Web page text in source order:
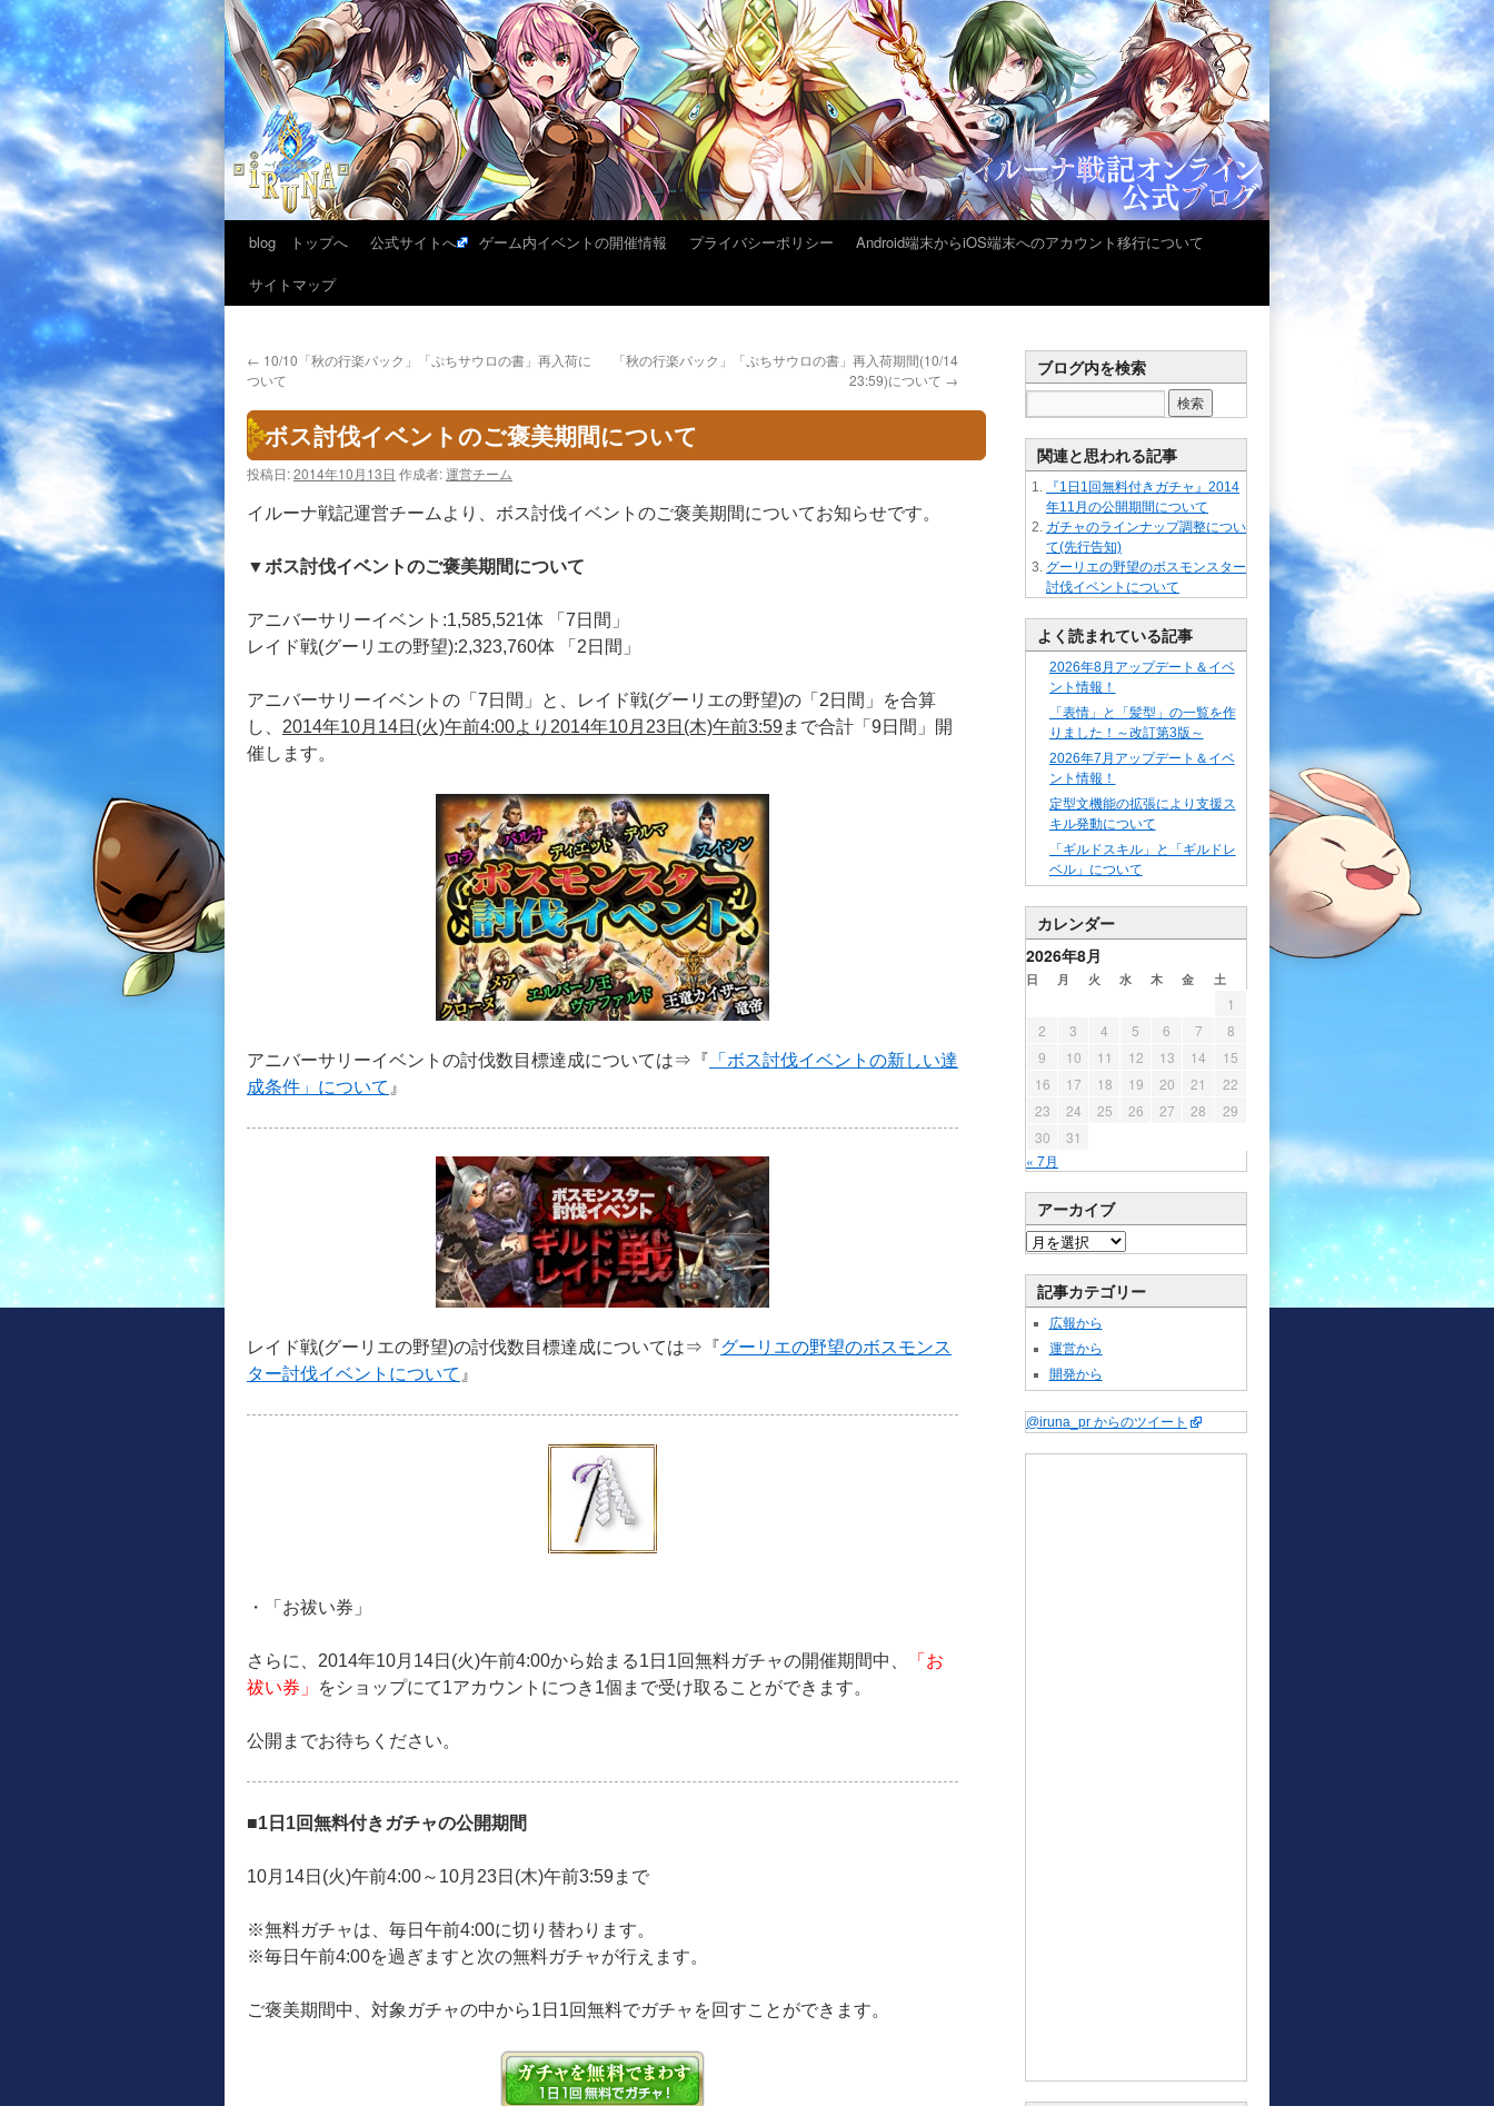
blog トップへ 公式サイトへ ゲーム内イベントの開催情報 プライバシーポリシー
Android端末からiOS端末へのアカウント移行について
サイトマップ
← 10/10「秋の行楽パック」「ぷちサウロの書」再入荷に
ついて
「秋の行楽パック」「ぷちサウロの書」再入荷期間(10/14
23:59)について →
ボス討伐イベントのご褒美期間について
投稿日:2014年10月13日 作成者:運営チーム
イルーナ戦記運営チームより、ボス討伐イベントのご褒美期間についてお知らせです。
▼ボス討伐イベントのご褒美期間について
アニバーサリーイベント:1,585,521体 「7日間」
レイド戦(グーリエの野望):2,323,760体 「2日間」
アニバーサリーイベントの「7日間」と、レイド戦(グーリエの野望)の「2日間」を合算
し、 2014年10月14日(火)午前4:00より2014年10月23日(木)午前3:59まで合計「9日間」開
催します。
アニバーサリーイベントの討伐数目標達成については⇒『 「ボス討伐イベントの新しい達
成条件」について 』
レイド戦(グーリエの野望)の討伐数目標達成については⇒『グーリエの野望のボスモンス
ター討伐イベントについて 』
・「お祓い券」
さらに、2014年10月14日(火)午前4:00から始まる1日1回無料ガチャの開催期間中、
「お
祓い券」
をショップにて1アカウントにつき1個まで受け取ることができます。
公開までお待ちください。
■1日1回無料付きガチャの公開期間
10月14日(火)午前4:00～10月23日(木)午前3:59まで
※無料ガチャは、毎日午前4:00に切り替わります。
※毎日午前4:00を過ぎますと次の無料ガチャが行えます。
ご褒美期間中、対象ガチャの中から1日1回無料でガチャを回すことができます。
ブログ内を検索
関連と思われる記事
『1日1回無料付きガチャ』2014
年11月の公開期間について
ガチャのラインナップ調整につい
て(先行告知)
グーリエの野望のボスモンスター
討伐イベントについて
よく読まれている記事
2026年8月アップデート＆イベ
ント情報！
「表情」と「髪型」の一覧を作
りました！～改訂第3版～
2026年7月アップデート＆イベ
ント情報！
定型文機能の拡張により支援ス
キル発動について
「ギルドスキル」と「ギルドレ
ベル」について
カレンダー
2026年8月
日 月 火 水 木 金 土
« 7月
1
2
3 4 5 6 7
8
9
10 11 12 13 14
15
16
17 18 19 20 21
22
23
24 25 26 27 28
29
30
31
アーカイブ
記事カテゴリー
広報から
運営から
開発から
@iruna_pr からのツイート